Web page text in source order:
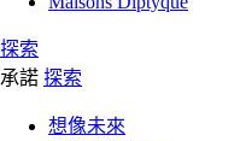
探索
承諾 探索
想像未來